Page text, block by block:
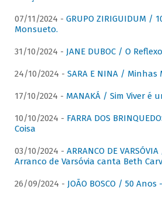
07/11/2024 - GRUPO ZIRIGUIDUM /
Monsueto.
31/10/2024 - JANE DUBOC / O
24/10/2024 - SARA E NINA /
17/10/2024 - MANAKÁ / Sim Viver é
10/10/2024 - FARRA DOS
Coisa
03/10/2024 - ARRANCO DE
Arranco de Varsóvia canta Beth
26/09/2024 - JOÃO BOSCO / 50